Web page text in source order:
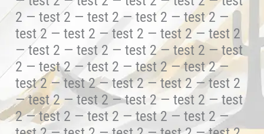
2 — test 2 — test 2 — test 2 — test 2 —
test 2 — test 2 — test 2 — test 2 — test 2
— test 2 — test 2 — test 2 — test 2 — test
2 — test 2 — test 2 — test 2 — test 2 —
test 2 — test 2 — test 2 — test 2 — test 2
— test 2 — test 2 — test 2 — test 2 — test
2 — test 2 — test 2 — test 2 — test 2 —